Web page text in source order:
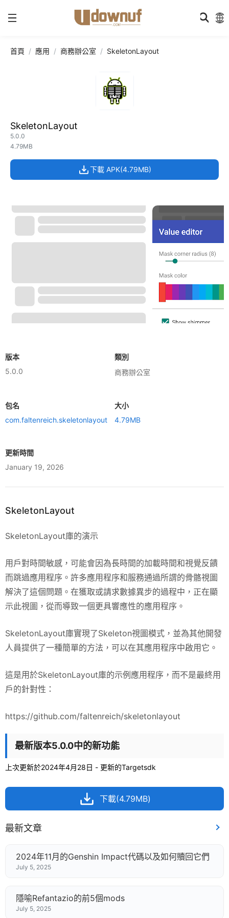
首頁 應用 商務辦公室 SkeletonLayout
SkeletonLayout
5.0.0
4.79MB
下載 APK(4.79MB)
版本
5.0.0
類別
商務辦公室
包名
com.faltenreich.skeletonlayout
大小
4.79MB
更新時間
January 19, 2026
SkeletonLayout
SkeletonLayout庫的演示
用戶對時間敏感，可能會因為長時間的加載時間和視覺反饋
而跳過應用程序。許多應用程序和服務通過所謂的骨骼視圖
解決了這個問題。在獲取或請求數據異步的過程中，正在顯
示此視圖，從而導致一個更具響應性的應用程序。
SkeletonLayout庫實現了Skeleton視圖模式，並為其他開發
人員提供了一種簡單的方法，可以在其應用程序中啟用它。
這是用於SkeletonLayout庫的示例應用程序，而不是最終用
戶的針對性：
https://github.com/faltenreich/skeletonlayout
最新版本5.0.0中的新功能
上次更新於2024年4月28日 - 更新的Targetsdk
下載(4.79MB)
最新文章
2024年11月的Genshin Impact代碼以及如何贖回它們
July 5, 2025
隱喻Refantazio的前5個mods
July 5, 2025